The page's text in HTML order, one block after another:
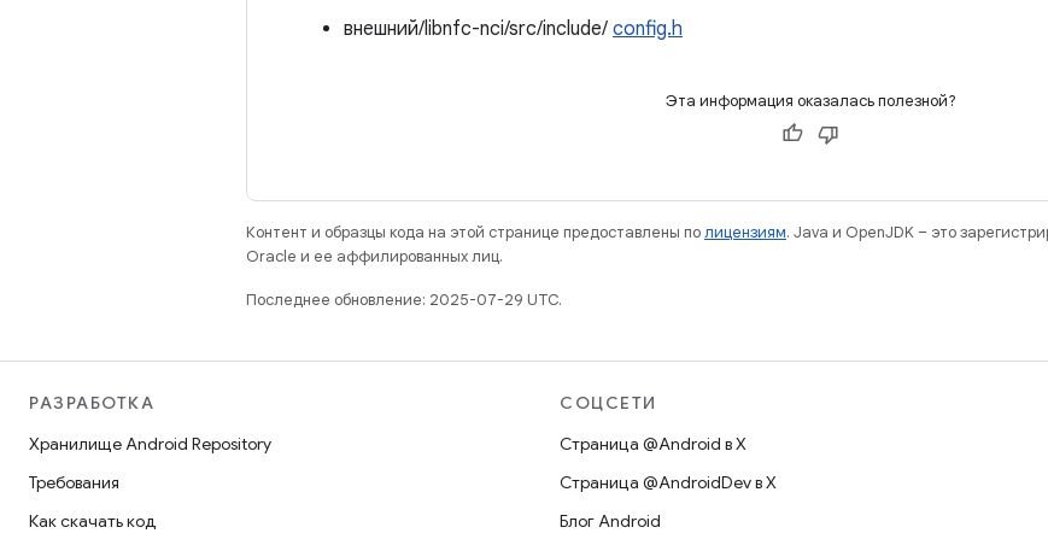
внешний/libnfc-nci/src/include/ config.h
Эта информация оказалась полезной?
Контент и образцы кода на этой странице предоставлены полицензиям. Java и OpenJDK – это
Oracle и ее аффилированных лиц.
Последнее обновление: 2025-07-29 UTC.
РАЗРАБОТКА
Хранилище Android Repository
Требования
Как скачать код
СОЦСЕТИ
Страница @Android в X
Страница @AndroidDev в X
Блог Android